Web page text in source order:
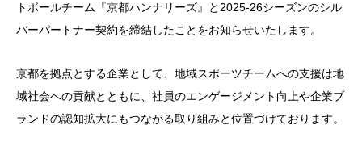
トボールチーム『京都ハンナリーズ』と2025-26シーズンのシル
バーパートナー契約を締結したことをお知らせいたします。
京都を拠点とする企業として、地域スポーツチームへの支援は地
域社会への貢献とともに、社員のエンゲージメント向上や企業ブ
ランドの認知拡大にもつながる取り組みと位置づけております。